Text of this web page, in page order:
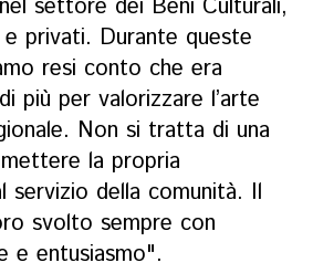
settore dei Beni Culturali,
privati. Durante queste
resi conto che era
più per valorizzare l’arte
Non si tratta di una
la propria
servizio della comunità. Il
svolto sempre con
e entusiasmo".